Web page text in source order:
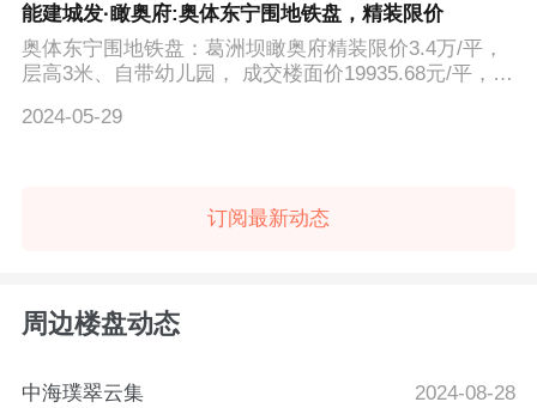
能建城发·瞰奥府:奥体东宁围地铁盘，精装限价
奥体东宁围地铁盘：葛洲坝瞰奥府精装限价3.4万/平，
层高3米、自带幼儿园， 成交楼面价19935.68元/平，溢
2024-05-29
订阅最新动态
周边楼盘动态
中海璞翠云集
2024-08-28